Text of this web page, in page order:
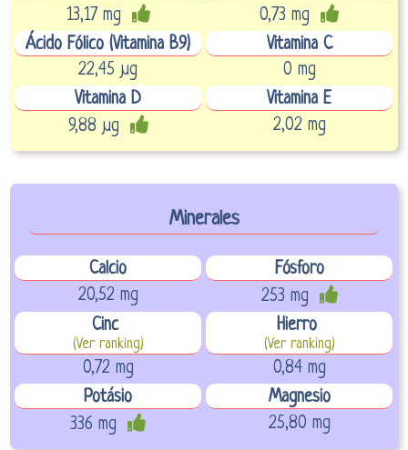
13,17 mg
0,73 mg
Ácido Fólico (Vitamina B9)
Vitamina C
22,45 µg
0 mg
Vitamina D
Vitamina E
9,88 µg
2,02 mg
Minerales
Calcio
Fósforo
20,52 mg
253 mg
Cinc
(Ver ranking)
Hierro
(Ver ranking)
0,72 mg
0,84 mg
Potásio
Magnesio
336 mg
25,80 mg